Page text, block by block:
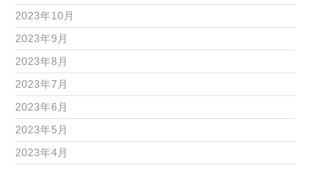
2023年10月
2023年9月
2023年8月
2023年7月
2023年6月
2023年5月
2023年4月